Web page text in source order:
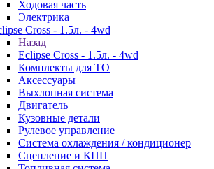
Ходовая часть
Электрика
Cross - 1.5л. - 4wd
Назад
Eclipse Cross - 1.5л. - 4wd
Комплекты для ТО
Аксессуары
Выхлопная система
Двигатель
Кузовные детали
Рулевое управление
Система охлаждения / кондиционер
Сцепление и КПП